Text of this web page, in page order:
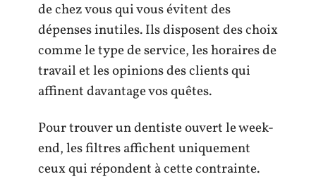
de chez vous qui vous évitent des
dépenses inutiles. Ils disposent des choix
comme le type de service, les horaires de
travail et les opinions des clients qui
affinent davantage vos quêtes.
Pour trouver un dentiste ouvert le week-
end, les filtres affichent uniquement
ceux qui répondent à cette contrainte.